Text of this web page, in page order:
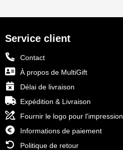
Service client
Contact
À propos de MultiGift
Délai de livraison
Expédition & Livraison
Fournir le logo pour l'impression
Informations de paiement
Politique de retour